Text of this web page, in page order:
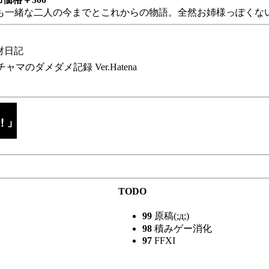
緒な二人の今までとこれからの物語。全然お姉様っぽくな
日記
ャマのダメダメ記録 Ver.Hatena
TODO
99 原稿(;д;)
98 積みゲー消化
97 FFXI